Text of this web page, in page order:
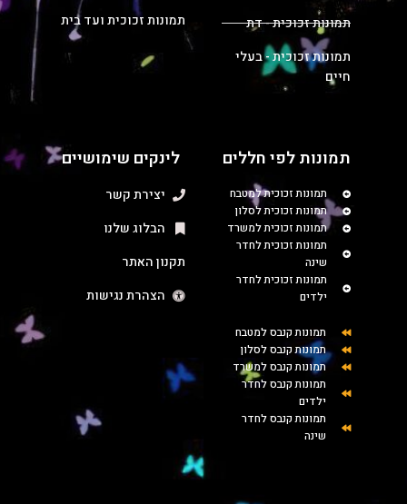
תמונות זכוכית - דת
תמונות זכוכית - בעלי
חיים
תמונות זכוכית ועד בית
תמונות לפי חללים
תמונות זכוכית למטבח
תמונות זכוכית לסלון
תמונות זכוכית למשרד
תמונות זכוכית לחדר
שינה
תמונות זכוכית לחדר
ילדים
תמונות קנבס למטבח
תמונות קנבס לסלון
תמונות קנבס למשרד
תמונות קנבס לחדר
ילדים
תמונות קנבס לחדר
שינה
לינקים שימושיים
יצירת קשר
הבלוג שלנו
תקנון האתר
הצהרת נגישות